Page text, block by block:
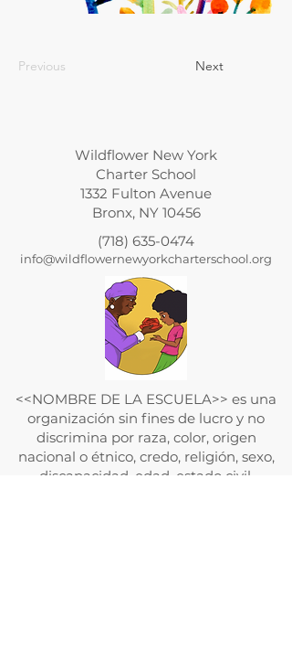
Previous Next
Wildflower New York
Charter School
1332 Fulton Avenue
Bronx, NY 10456
(718) 635-0474
info@wildflowernewyorkcharterschool.org
<<NOMBRE DE LA ESCUELA>> es una
organización sin fines de lucro y no
discrimina por raza, color, origen
nacional o étnico, credo, religión, sexo,
discapacidad, edad, estado civil,